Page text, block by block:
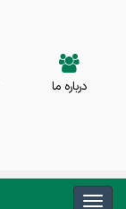
درباره ما